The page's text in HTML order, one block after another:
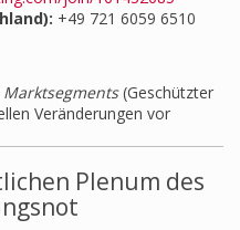
+49 721 6059 6510
(Geschützter
Veränderungen vor
Plenum des